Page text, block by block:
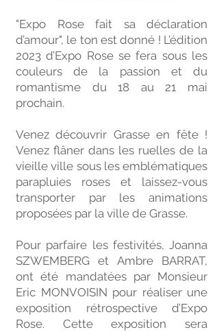
"Expo Rose fait sa déclaration
d’amour", le ton est donné ! L’édition
2023 d’Expo Rose se fera sous les
couleurs de la passion et du
romantisme du 18 au 21 mai
prochain.
Venez découvrir Grasse en fête !
Venez flâner dans les ruelles de la
vieille ville sous les emblématiques
parapluies roses et laissez-vous
transporter par les animations
proposées par la ville de Grasse.
Pour parfaire les festivités, Joanna
SZWEMBERG et Ambre BARRAT,
ont été mandatées par Monsieur
Eric MONVOISIN pour réaliser une
exposition rétrospective d’Expo
Rose. Cette exposition sera